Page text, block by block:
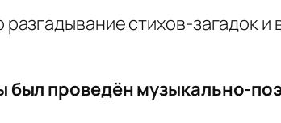
стихов-загадок
проведён музыкально-